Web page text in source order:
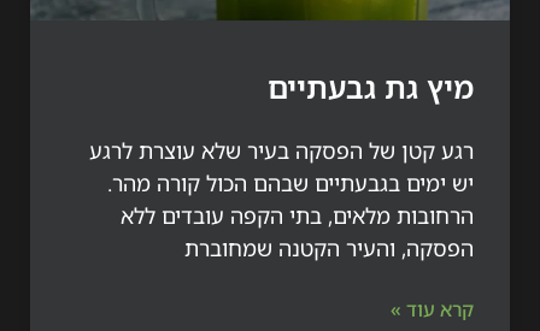
גת גבעתיים
קטן של הפסקה בעיר שלא עוצרת לרגע
בגבעתיים שבהם הכול קורה מהר.
מלאים, בתי הקפה עובדים ללא
והעיר הקטנה שמחוברת